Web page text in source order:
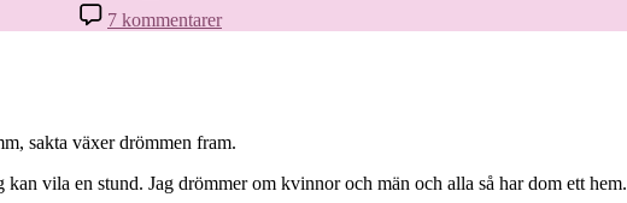
7 kommentarertill
Tomma
sakta växer drömmen fram.
vila en stund. Jag drömmer om kvinnor och män och alla så har dom ett hem.